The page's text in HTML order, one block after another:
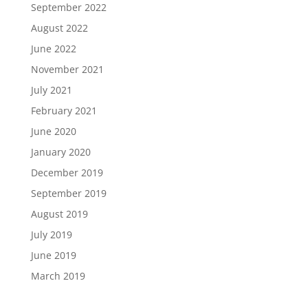
September 2022
August 2022
June 2022
November 2021
July 2021
February 2021
June 2020
January 2020
December 2019
September 2019
August 2019
July 2019
June 2019
March 2019